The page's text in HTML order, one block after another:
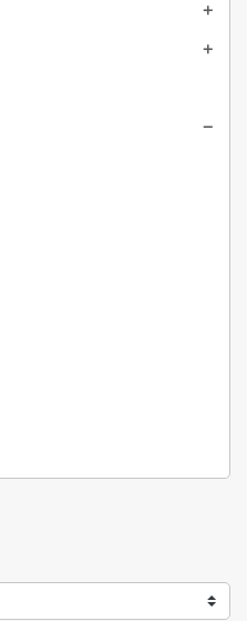
add
add
remove